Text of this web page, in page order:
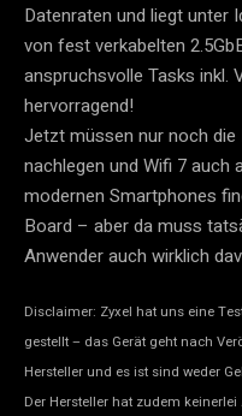
Datenraten und liegt unter
von fest verkabelten
anspruchsvolle Tasks inkl.
hervorragend!
Jetzt müssen nur noch
nachlegen und Wifi 7 auch
modernen Smartphones
Board – aber da muss
Anwender auch wirklich
Disclaimer: Zyxel hat uns eine
gestellt – das Gerät geht nach
Hersteller und es ist sind weder
Der Hersteller hat zudem